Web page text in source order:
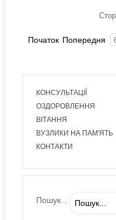
Початок Попередня
КОНСУЛЬТАЦІЇ
ОЗДОРОВЛЕННЯ
ВІТАННЯ
ВУЗЛИКИ НА ПАМ'ЯТЬ
КОНТАКТИ
Пошук...